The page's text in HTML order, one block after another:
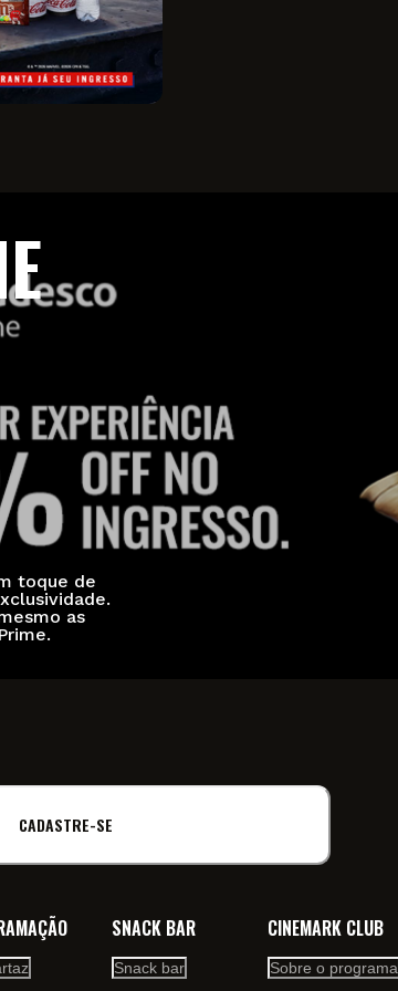
toque de
as
CADASTRE-SE
SNACK BAR
Snack bar
CINEMARK CLUB
Sobre o programa